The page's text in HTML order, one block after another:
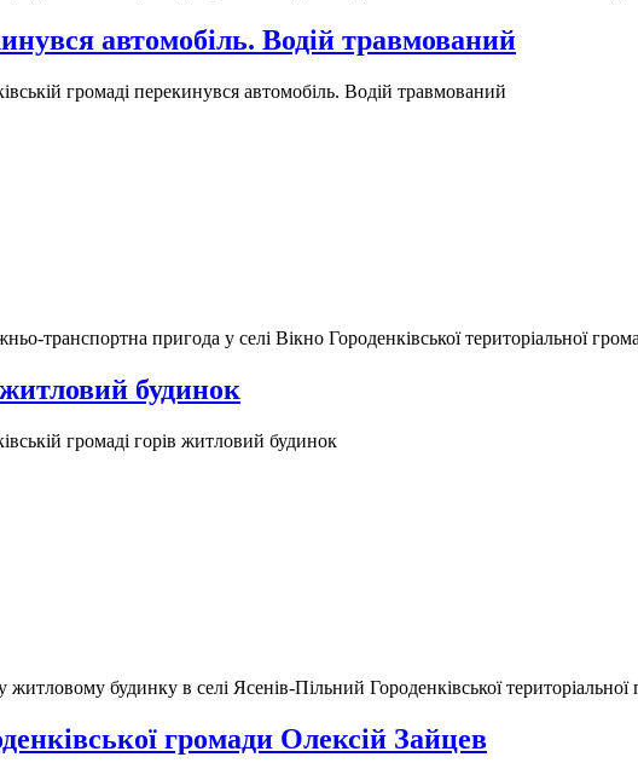
автомобіль. Водій травмований
громаді перекинувся автомобіль. Водій травмований
транспортна пригода у селі Вікно Городенківської територіальної
будинок
громаді горів житловий будинок
будинку в селі Ясенів-Пільний Городенківської територіальної
громади Олексій Зайцев